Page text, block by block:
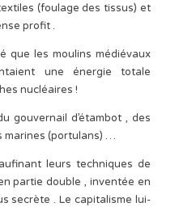
(foulage des tissus) et
profit .
que les moulins médiévaux
une énergie totale
nucléaires !
gouvernail d’étambot , des
marines (portulans) …
leurs techniques de
partie double , inventée en
secrète . Le capitalisme lui-